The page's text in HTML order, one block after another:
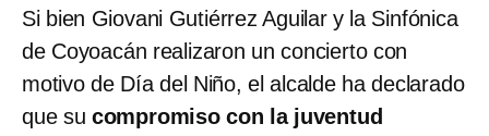
Si bien Giovani Gutiérrez Aguilar y la Sinfónica
de Coyoacán realizaron un concierto con
motivo de Día del Niño, el alcalde ha declarado
que su compromiso con la juventud